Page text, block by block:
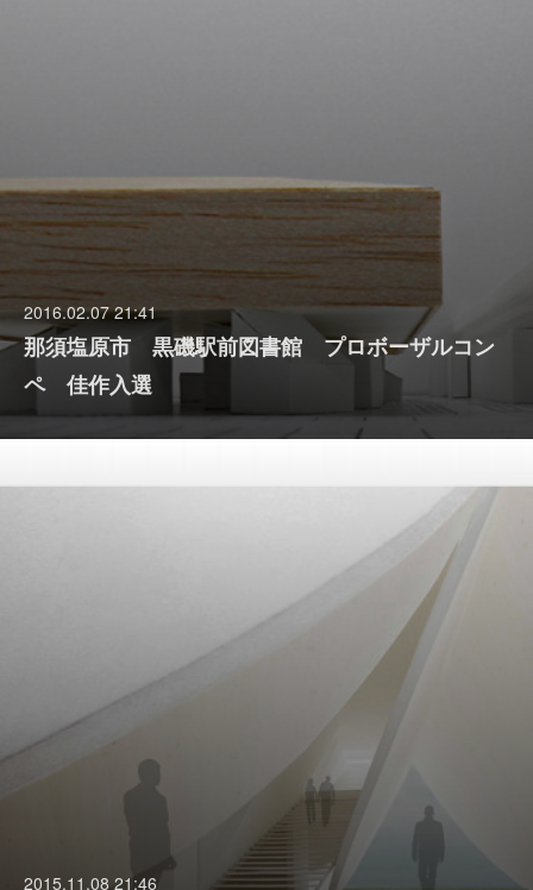
2016.02.07 21:41
那須塩原市 黒磯駅前図書館 プロボーザルコン
ペ 佳作入選
2015.11.08 21:46